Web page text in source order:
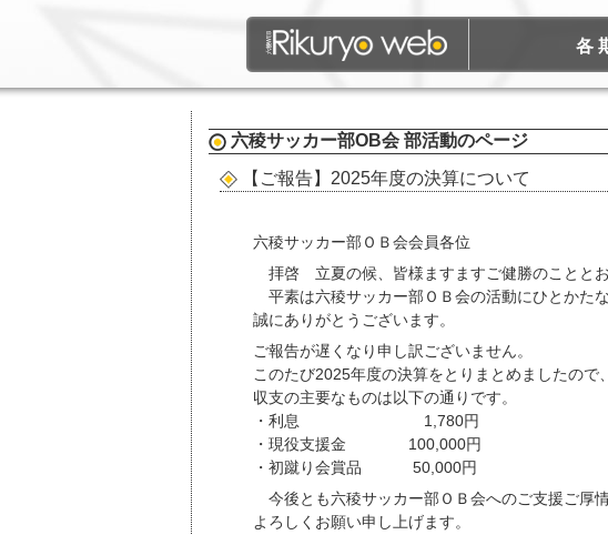
各
六稜サッカー部OB会 部活動のページ
【ご報告】2025年度の決算について
六稜サッカー部ＯＢ会会員各位
拝啓 立夏の候、皆様ますますご健勝のこととお
平素は六稜サッカー部ＯＢ会の活動にひとかたな
誠にありがとうございます。
ご報告が遅くなり申し訳ございません。
このたび2025年度の決算をとりまとめましたので
収支の主要なものは以下の通りです。
・利息 1,780円
・現役支援金 100,000円
・初蹴り会賞品 50,000円
今後とも六稜サッカー部ＯＢ会へのご支援ご厚情
よろしくお願い申し上げます。